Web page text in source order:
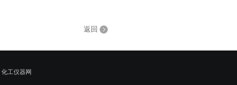
返回
化工仪器网